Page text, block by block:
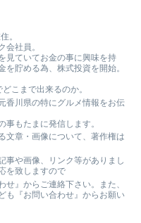
。
会社員。
見ていてお金の事に興味を持
を貯める為、株式投資を開始。
こまで出来るのか。
香川県の特にグルメ情報をお伝
事もたまに発信します。
文章・画像について、著作権は
事や画像、リンク等がありまし
を致しますので
せ』からご連絡下さい。また、
も『お問い合わせ』からお願い